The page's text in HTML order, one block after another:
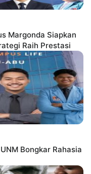
Margonda Siapkan
Raih Prestasi
Bongkar Rahasia